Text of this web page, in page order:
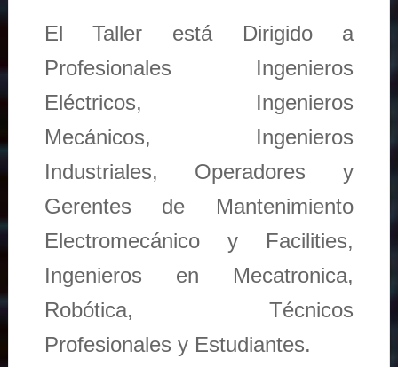
El Taller está Dirigido a
Profesionales Ingenieros
Eléctricos, Ingenieros
Mecánicos, Ingenieros
Industriales, Operadores y
Gerentes de Mantenimiento
Electromecánico y Facilities,
Ingenieros en Mecatronica,
Robótica, Técnicos
Profesionales y Estudiantes.